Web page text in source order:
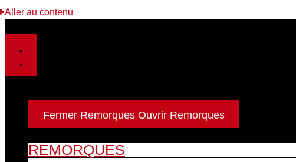
Aller au contenu
Fermer Remorques Ouvrir Remorques
REMORQUES